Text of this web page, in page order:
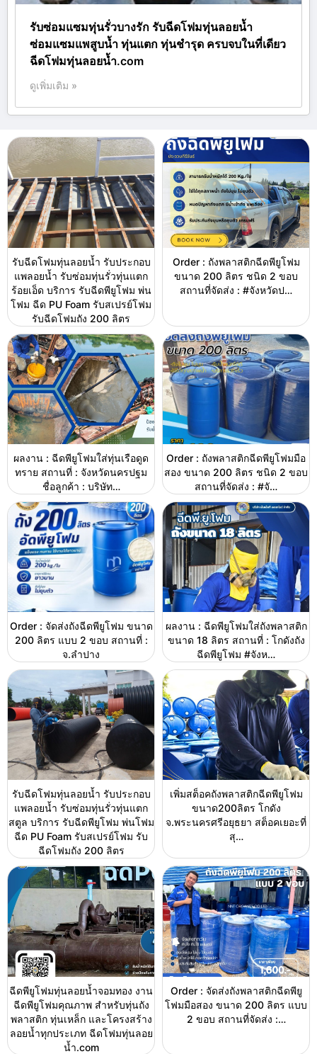
รับซ่อมแซมทุ่นรั่วบางรัก รับฉีดโฟมทุ่นลอยน้ำ
ซ่อมแซมแพสูบน้ำ ทุ่นแตก ทุ่นชำรุด ครบจบในที่เดียว
ฉีดโฟมทุ่นลอยน้ำ.com
ดูเพิ่มเติม »
รับฉีดโฟมทุ่นลอยน้ำ รับประกอบ
แพลอยน้ำ รับซ่อมทุ่นรั่วทุ่นแตก
ร้อยเอ็ด บริการ รับฉีดพียูโฟม พ่น
โฟม ฉีด PU Foam รับสเปรย์โฟม
รับฉีดโฟมถัง 200 ลิตร
Order : ถังพลาสติกฉีดพียูโฟม
ขนาด 200 ลิตร ชนิด 2 ขอบ
สถานที่จัดส่ง : #จังหวัดป…
ผลงาน : ฉีดพียูโฟมใส่ทุ่นเรือดูด
ทราย สถานที่ : จังหวัดนครปฐม
ชื่อลูกค้า : บริษัท…
Order : ถังพลาสติกฉีดพียูโฟมมือ
สอง ขนาด 200 ลิตร ชนิด 2 ขอบ
สถานที่จัดส่ง : #จั…
Order : จัดส่งถังฉีดพียูโฟม ขนาด
200 ลิตร แบบ 2 ขอบ สถานที่ :
จ.ลำปาง
ผลงาน : ฉีดพียูโฟมใส่ถังพลาสติก
ขนาด 18 ลิตร สถานที่ : โกดังถัง
ฉีดพียูโฟม #จังห…
รับฉีดโฟมทุ่นลอยน้ำ รับประกอบ
แพลอยน้ำ รับซ่อมทุ่นรั่วทุ่นแตก
สตูล บริการ รับฉีดพียูโฟม พ่นโฟม
ฉีด PU Foam รับสเปรย์โฟม รับ
ฉีดโฟมถัง 200 ลิตร
เพิ่มสต็อคถังพลาสติกฉีดพียูโฟม
ขนาด200ลิตร โกดัง
จ.พระนครศรีอยุธยา สต็อคเยอะที่
สุ…
ฉีดพียูโฟมทุ่นลอยน้ำจอมทอง งาน
ฉีดพียูโฟมคุณภาพ สำหรับทุ่นถัง
พลาสติก ทุ่นเหล็ก และโครงสร้าง
ลอยน้ำทุกประเภท ฉีดโฟมทุ่นลอย
น้ำ.com
Order : จัดส่งถังพลาสติกฉีดพียู
โฟมมือสอง ขนาด 200 ลิตร แบบ
2 ขอบ สถานที่จัดส่ง :…